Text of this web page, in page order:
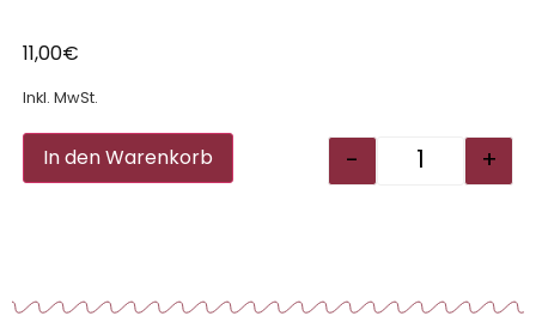
11,00€
Inkl. MwSt.
- +
In den Warenkorb Alternative: